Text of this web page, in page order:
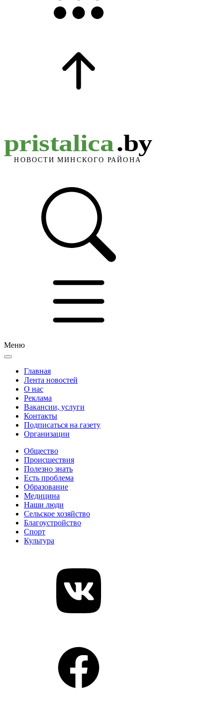
Меню
Главная
Лента новостей
О нас
Реклама
Вакансии, услуги
Контакты
Подписаться на газету
Организации
Общество
Происшествия
Полезно знать
Есть проблема
Образование
Медицина
Наши люди
Сельское хозяйство
Благоустройство
Спорт
Культура